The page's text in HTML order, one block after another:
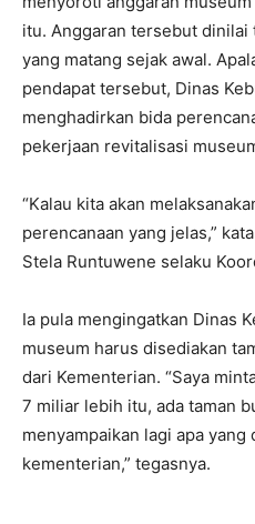
itu. Anggaran tersebut dinilai
yang matang sejak awal.
pendapat tersebut, Dinas
menghadirkan bida
pekerjaan revitalisasi
“Kalau kita akan
perencanaan yang jelas,”
Stela Runtuwene selaku
Ia pula mengingatkan Dinas
museum harus disediakan
dari Kementerian. “Saya
7 miliar lebih itu, ada taman
menyampaikan lagi apa yang
kementerian,” tegasnya.